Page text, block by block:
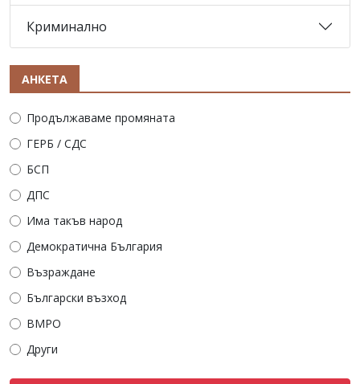
Криминално
АНКЕТА
Продължаваме промяната
ГЕРБ / СДС
БСП
ДПС
Има такъв народ
Демократична България
Възраждане
Български възход
ВМРО
Други